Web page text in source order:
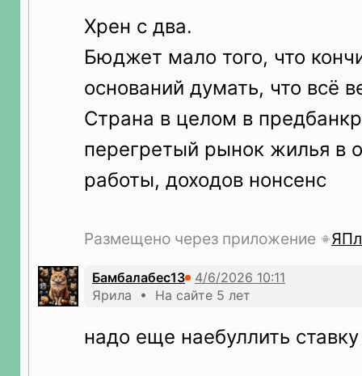
Хрен с два.
Бюджет мало того, что
оснований думать, что всё
Страна в целом в
перегретый рынок жилья в
работы, доходов нонсенс
Размещено через приложение
Бамбалабес13
Ярила • На сайте 5 лет
надо еще наебуллить